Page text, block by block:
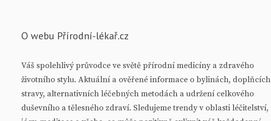
O webu Přírodní-lékař.cz
Váš spolehlivý průvodce ve světě přírodní medicíny a zdravého
životního stylu. Aktuální a ověřené informace o bylinách, doplňcích
stravy, alternativních léčebných metodách a udržení celkového
duševního a tělesného zdraví. Sledujeme trendy v oblasti léčitelství,